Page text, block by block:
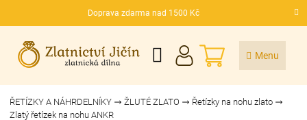
Doprava zdarma nad 1500 Kč
CZK
NÁKUPNÍ
KOŠÍK
ŘETÍZKY A NÁHRDELNÍKY ŽLUTÉ ZLATO
Řetízky na nohu zlato
Zlatý řetízek na nohu ANKR